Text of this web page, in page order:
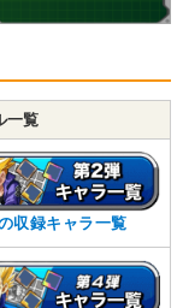
一覧
収録キャラ一覧